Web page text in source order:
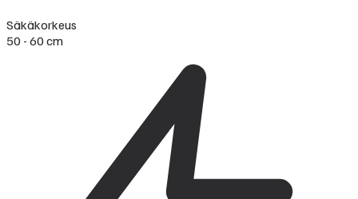
Säkäkorkeus
50 - 60 cm